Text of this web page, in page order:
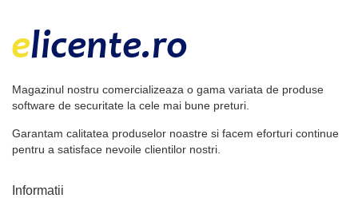
Magazinul nostru comercializeaza o gama variata de produse
software de securitate la cele mai bune preturi.
Garantam calitatea produselor noastre si facem eforturi continue
pentru a satisface nevoile clientilor nostri.
Informatii